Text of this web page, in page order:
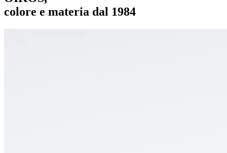
colore e materia dal 1984